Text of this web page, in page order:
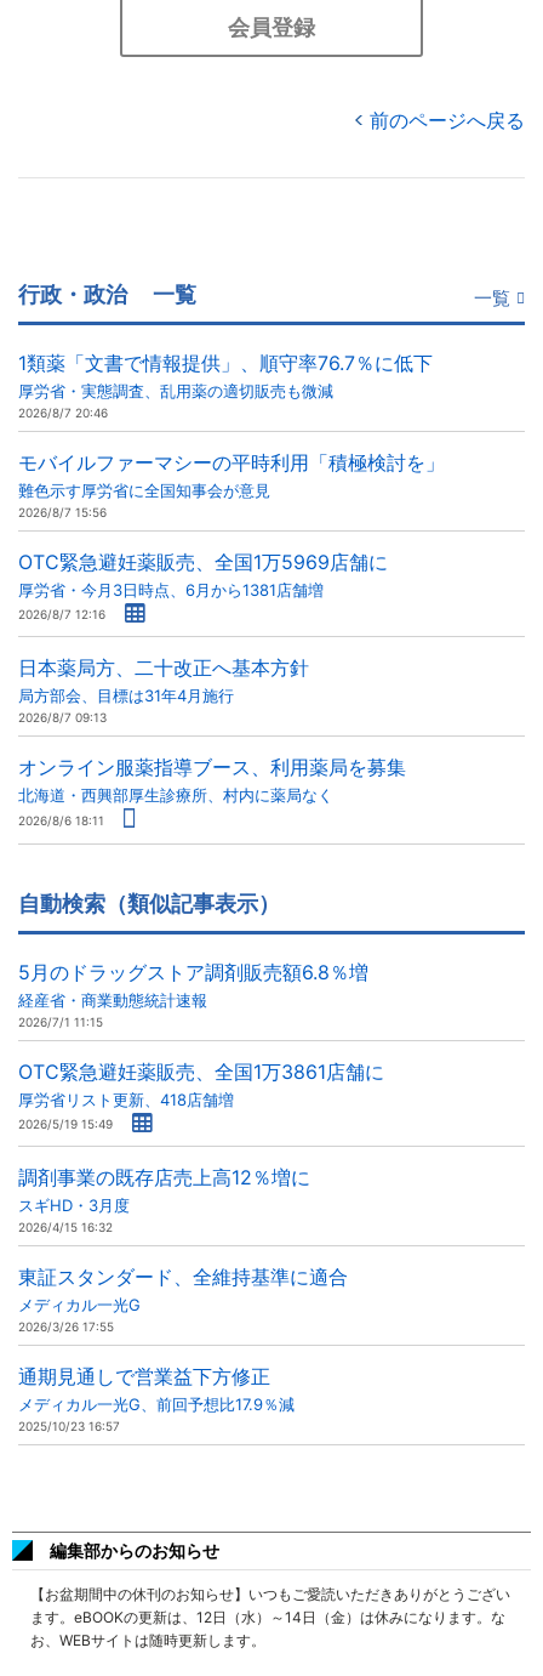
会員登録
前のページへ戻る
行政・政治 一覧 一覧
1類薬「文書で情報提供」、順守率76.7％に低下
厚労省・実態調査、乱用薬の適切販売も微減
2026/8/7 20:46
モバイルファーマシーの平時利用「積極検討を」
難色示す厚労省に全国知事会が意見
2026/8/7 15:56
OTC緊急避妊薬販売、全国1万5969店舗に
厚労省・今月3日時点、6月から1381店舗増
2026/8/7 12:16
日本薬局方、二十改正へ基本方針
局方部会、目標は31年4月施行
2026/8/7 09:13
オンライン服薬指導ブース、利用薬局を募集
北海道・西興部厚生診療所、村内に薬局なく
2026/8/6 18:11
自動検索（類似記事表示）
5月のドラッグストア調剤販売額6.8％増
経産省・商業動態統計速報
2026/7/1 11:15
OTC緊急避妊薬販売、全国1万3861店舗に
厚労省リスト更新、418店舗増
2026/5/19 15:49
調剤事業の既存店売上高12％増に
スギHD・3月度
2026/4/15 16:32
東証スタンダード、全維持基準に適合
メディカル一光G
2026/3/26 17:55
通期見通しで営業益下方修正
メディカル一光G、前回予想比17.9％減
2025/10/23 16:57
編集部からのお知らせ
【お盆期間中の休刊のお知らせ】いつもご愛読いただきありがとうござい
ます。eBOOKの更新は、12日（水）～14日（金）は休みになります。な
お、WEBサイトは随時更新します。